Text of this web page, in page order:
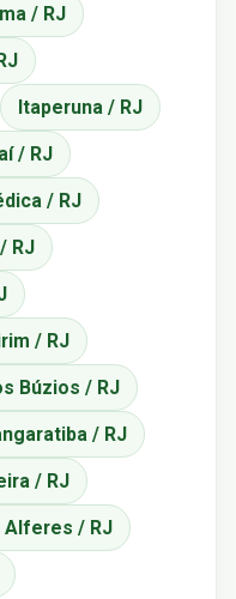
/ RJ
Itaperuna / RJ
/ RJ
/ RJ
RJ
/ RJ
Búzios / RJ
/ RJ
/ RJ
Alferes / RJ